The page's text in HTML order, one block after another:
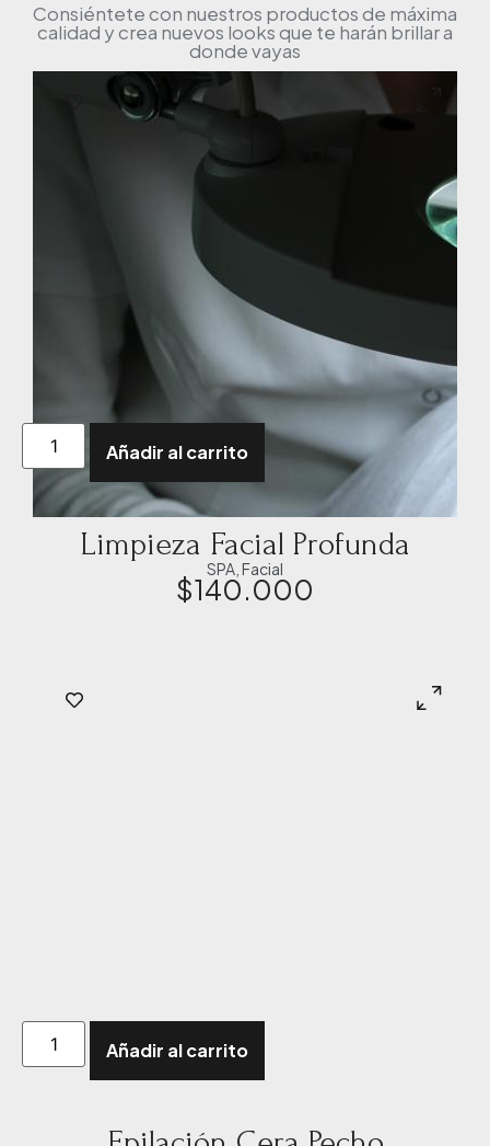
Consiéntete con nuestros productos de máxima
calidad y crea nuevos looks que te harán brillar a
donde vayas
Añadir al carrito
Limpieza Facial Profunda
SPA Facial
$140.000
Añadir al carrito